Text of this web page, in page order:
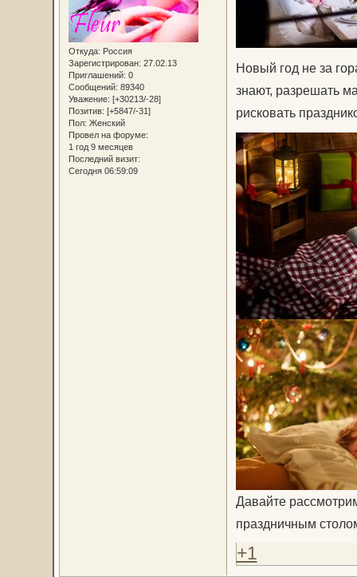
Откуда: Россия
Зарегистрирован: 27.02.13
Приглашений: 0
Сообщений: 89340
Уважение: [+30213/-28]
Позитив: [+5847/-31]
Пол: Женский
Провел на форуме:
1 год 9 месяцев
Последний визит:
Сегодня 06:59:09
Новый год не за
знают, разрешать
рисковать
Давайте
праздничным
+1